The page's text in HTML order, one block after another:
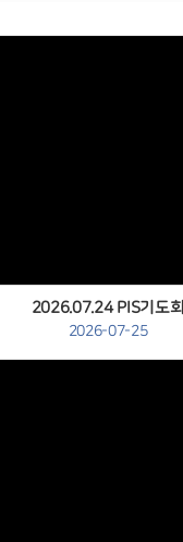
2026.07.24 PIS기도회
2026-07-25